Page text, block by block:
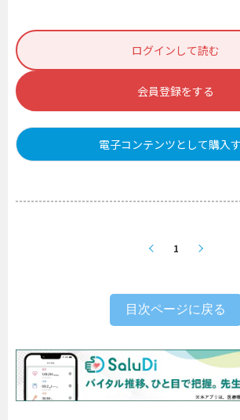
ログインして読む
会員登録をする
電子コンテンツとして購入
1
目次ページに戻る